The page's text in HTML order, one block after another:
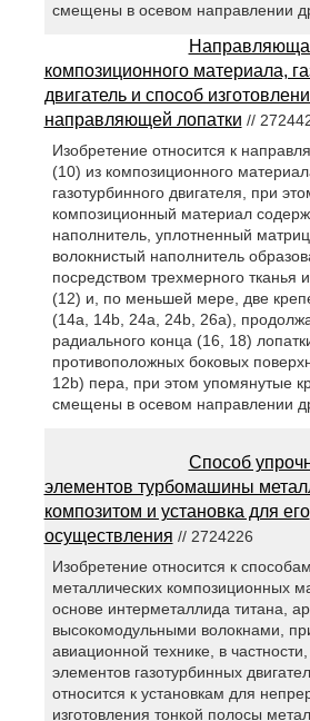
смещены в осевом направлении
композиционного материала,
двигатель и способ
направляющей лопатки //
Изобретение относится к
(10) из композиционного
газотурбинного двигателя, при
композиционный материал
наполнитель, уплотненный
волокнистый наполнитель
посредством трехмерного тканья
(12) и, по меньшей мере, две
(14a, 14b, 24a, 24b, 26a),
радиального конца (16, 18)
противоположных боковых
12b) пера, при этом упомянутые
смещены в осевом направлении
Способ
элементов турбомашины
композитом и установка для его
осуществления // 2724226
Изобретение относится к
металлических композиционных
основе интерметаллида титана,
высокомодульными волокнами,
авиационной технике, в
элементов газотурбинных
относится к установкам для
изготовления тонкой полосы